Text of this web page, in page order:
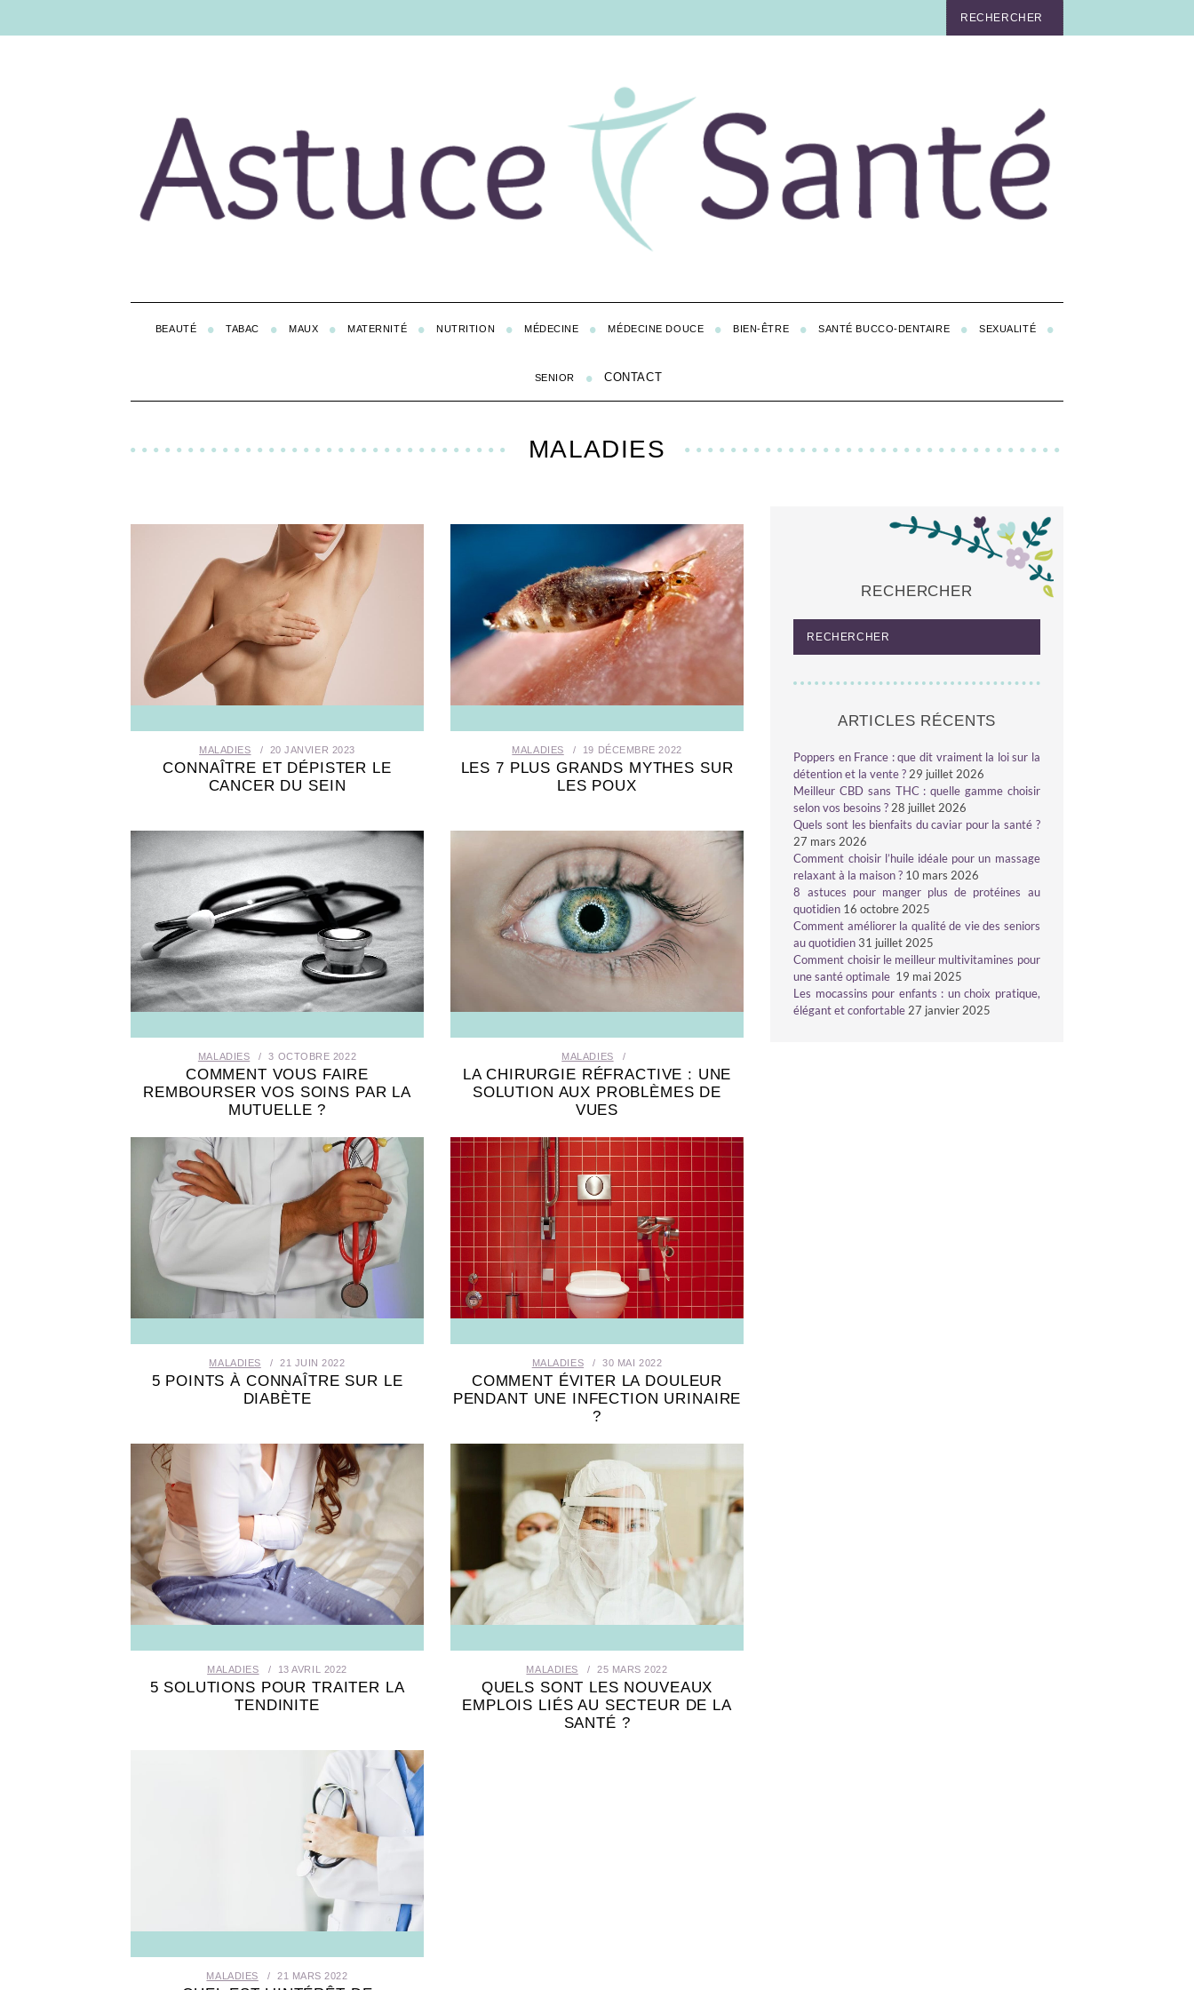
BEAUTÉ TABAC MAUX MATERNITÉ NUTRITION MÉDECINE MÉDECINE DOUCE BIEN-ÊTRE SANTÉ BUCCO-DENTAIRE SEXUALITÉ
SENIOR CONTACT
MALADIES
MALADIES 20 JANVIER 2023
CONNAÎTRE ET DÉPISTER LE
CANCER DU SEIN
MALADIES 19 DÉCEMBRE 2022
LES 7 PLUS GRANDS MYTHES SUR
LES POUX
MALADIES 3 OCTOBRE 2022
COMMENT VOUS FAIRE
REMBOURSER VOS SOINS PAR LA
MUTUELLE ?
MALADIES
LA CHIRURGIE RÉFRACTIVE : UNE
SOLUTION AUX PROBLÈMES DE
VUES
MALADIES 21 JUIN 2022
5 POINTS À CONNAÎTRE SUR LE
DIABÈTE
MALADIES 30 MAI 2022
COMMENT ÉVITER LA DOULEUR
PENDANT UNE INFECTION URINAIRE
?
MALADIES 13 AVRIL 2022
5 SOLUTIONS POUR TRAITER LA
TENDINITE
MALADIES 25 MARS 2022
QUELS SONT LES NOUVEAUX
EMPLOIS LIÉS AU SECTEUR DE LA
SANTÉ ?
MALADIES 21 MARS 2022
RECHERCHER
ARTICLES RÉCENTS
Poppers en France : que dit vraiment la loi sur la
détention et la vente ? 29 juillet 2026
Meilleur CBD sans THC : quelle gamme choisir
selon vos besoins ? 28 juillet 2026
Quels sont les bienfaits du caviar pour la santé ?
27 mars 2026
Comment choisir l’huile idéale pour un massage
relaxant à la maison ? 10 mars 2026
8 astuces pour manger plus de protéines au
quotidien 16 octobre 2025
Comment améliorer la qualité de vie des seniors
au quotidien 31 juillet 2025
Comment choisir le meilleur multivitamines pour
une santé optimale 19 mai 2025
Les mocassins pour enfants : un choix pratique,
élégant et confortable 27 janvier 2025